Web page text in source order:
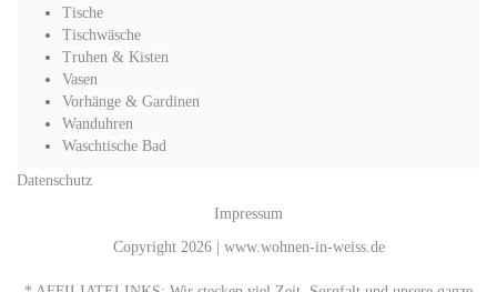
Tische
Tischwäsche
Truhen & Kisten
Vasen
Vorhänge & Gardinen
Wanduhren
Waschtische Bad
Datenschutz
Impressum
Copyright 2026 | www.wohnen-in-weiss.de